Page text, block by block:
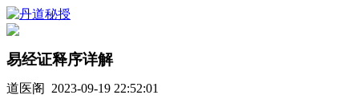
易经证释序详解
道医阁 2023-09-19 22:52:01